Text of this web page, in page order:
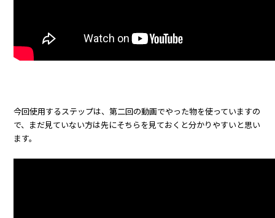
今回使用するステップは、第二回の動画でやった物を使っていますの
で、まだ見ていない方は先にそちらを見ておくと分かりやすいと思い
ます。